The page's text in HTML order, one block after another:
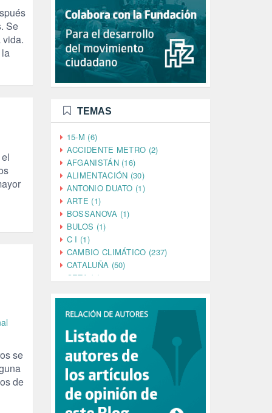
Se
vida.
se
de
TEMAS
15-M (6)
ACCIDENTE METRO (2)
AFGANISTÁN (16)
ALIMENTACIÓN (30)
ANTONIO DUATO (1)
ARTE (1)
BOSSANOVA (1)
BULOS (1)
C I (1)
CAMBIO CLIMÁTICO (237)
CATALUÑA (50)
CETA (2)
CINE (35)
CIUDADANÍA (633)
COMPROMISO (2)
CONFERENCIA (1)
CONSUMO (1)
CORONAVIRUS (155)
CORRUPCIÓN (215)
CULTURA (704)